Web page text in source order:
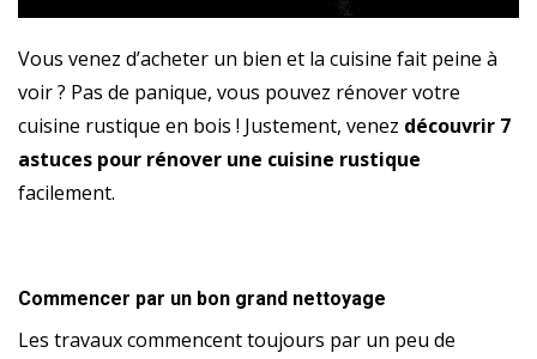
Vous venez d’acheter un bien et la cuisine fait peine à
voir ? Pas de panique, vous pouvez rénover votre
cuisine rustique en bois ! Justement, venez découvrir 7
astuces pour rénover une cuisine rustique
facilement.
Commencer par un bon grand nettoyage
Les travaux commencent toujours par un peu de